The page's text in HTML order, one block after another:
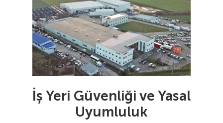
İş Yeri Güvenliği ve Yasal
Uyumluluk